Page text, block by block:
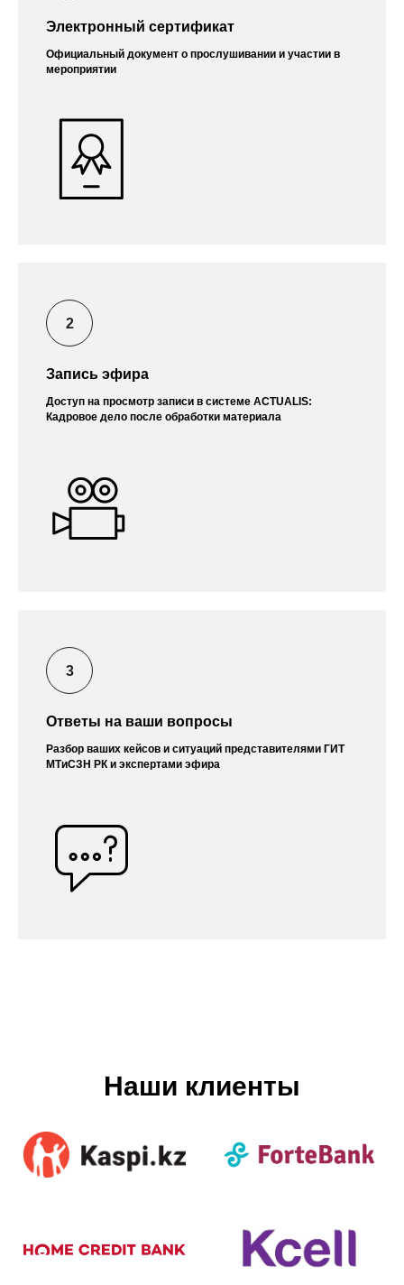
Электронный сертификат
Официальный документ о прослушивании и участии в
мероприятии
Запись эфира
Доступ на просмотр записи в системе ACTUALIS:
Кадровое дело после обработки материала
Ответы на ваши вопросы
Разбор ваших кейсов и ситуаций представителями ГИТ
МТиСЗН РК и экспертами эфира
Наши клиенты